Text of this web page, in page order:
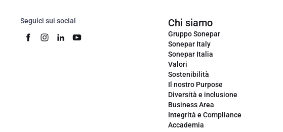
Seguici sui social Chi siamo
Gruppo Sonepar
Sonepar Italy
Sonepar Italia
Valori
Sostenibilità
Il nostro Purpose
Diversità e inclusione
Business Area
Integrità e Compliance
Accademia